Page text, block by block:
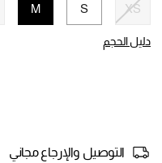
XS
M
دليل الحجم
التوصيل والإرجاع مجاني